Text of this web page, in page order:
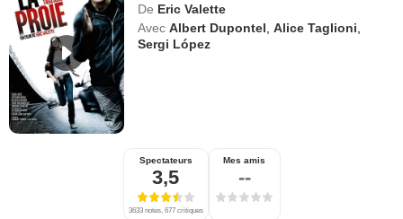
De Eric Valette
Avec Albert Dupontel ,Alice Taglioni
Sergi López
Spectateurs
3,5
3633 notes, 677 critiques
Mes amis
--